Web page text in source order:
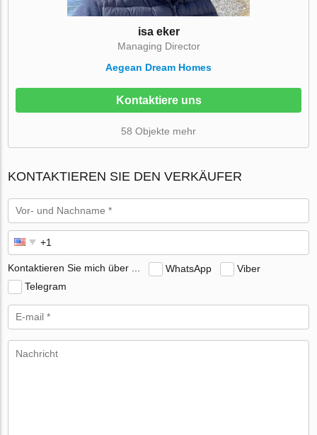
isa eker
Managing Director
Aegean Dream Homes
Kontaktiere uns
58 Objekte mehr
KONTAKTIEREN SIE DEN VERKÄUFER
Kontaktieren Sie mich über ... WhatsApp
Viber
Telegram